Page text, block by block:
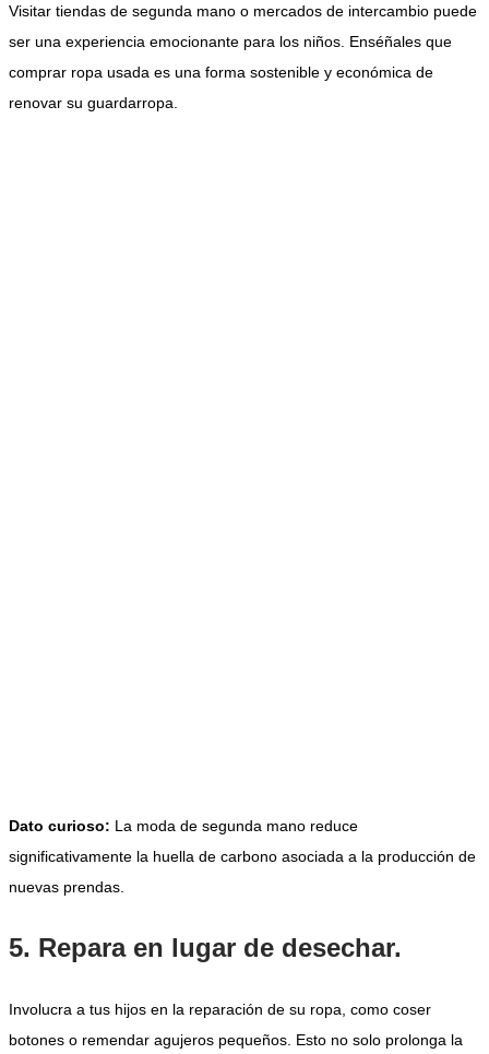
Visitar tiendas de segunda mano o mercados de intercambio puede
ser una experiencia emocionante para los niños. Enséñales que
comprar ropa usada es una forma sostenible y económica de
renovar su guardarropa.
Dato curioso: La moda de segunda mano reduce
significativamente la huella de carbono asociada a la producción de
nuevas prendas.
5. Repara en lugar de desechar.
Involucra a tus hijos en la reparación de su ropa, como coser
botones o remendar agujeros pequeños. Esto no solo prolonga la